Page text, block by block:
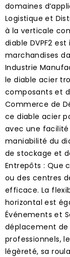
domaines
Logistique et
à la verticale
diable DVPF2
marchandises
Industrie
le diable acier
composants et
Commerce de
ce diable acier
avec une
maniabilité du
de stockage et
Entrepôts : Que
ou des centres
efficace. La
horizontal est
Événements et
déplacement de
professionnels,
légèreté, sa